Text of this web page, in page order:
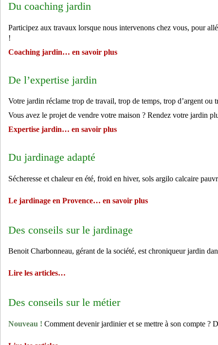
Du coaching jardin
Participez aux travaux lorsque nous intervenons chez vous, pour
!
Coaching jardin… en savoir plus
De l’expertise jardin
Votre jardin réclame trop de travail, trop de temps, trop d’argent ou
Vous avez le projet de vendre votre maison ? Rendez votre jardin
Expertise jardin… en savoir plus
Du jardinage adapté
Sécheresse et chaleur en été, froid en hiver, sols argilo calcaire
Le jardinage en Provence… en savoir plus
Des conseils sur le jardinage
Benoit Charbonneau, gérant de la société, est chroniqueur jardin
Lire les articles…
Des conseils sur le métier
Nouveau ! Comment devenir jardinier et se mettre à son compte ?